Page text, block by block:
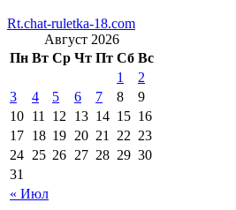
Rt.chat-ruletka-18.com
Август 2026
Пн Вт Ср Чт Пт Сб Вс
« Июл
1
2
3
4 5 6 7 8
9
10 11 12 13 14 15 16
17 18 19 20 21 22 23
24 25 26 27 28 29 30
31